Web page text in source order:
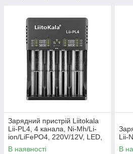
Зарядний пристрій Liitokala
Lii-PL4, 4 канала, Ni-Mh/Li-
ion/LiFePO4, 220V/12V, LED,
Box
В наявності
Lii-
В